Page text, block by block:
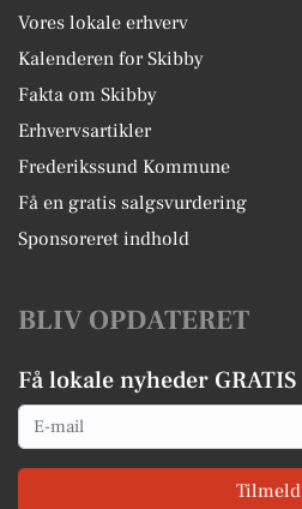
Vores lokale erhverv
Kalenderen for Skibby
Fakta om Skibby
Erhvervsartikler
Frederikssund Kommune
Få en gratis salgsvurdering
Sponsoreret indhold
BLIV OPDATERET
Få lokale nyheder GRATIS
Email
Tilmeld